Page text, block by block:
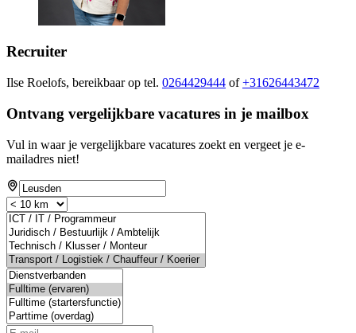
Recruiter
Ilse Roelofs, bereikbaar op tel. 0264429444 of+31626443472
Ontvang vergelijkbare vacatures in je mailbox
Vul in waar je vergelijkbare vacatures zoekt en vergeet je e-
mailadres niet!